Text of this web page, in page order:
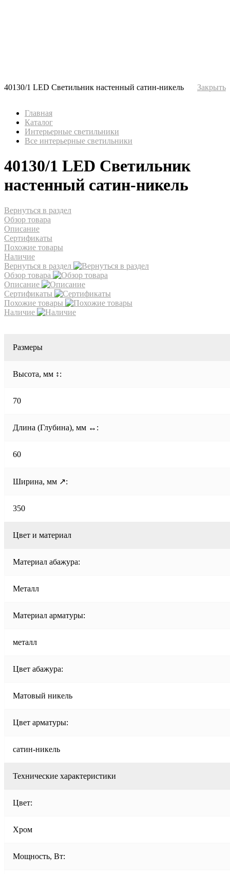
40130/1 LED Светильник настенный сатин-никель Закрыть
Главная
Каталог
Интерьерные светильники
Все интерьерные светильники
40130/1 LED Светильник
настенный сатин-никель
Вернуться в раздел
Обзор товара
Описание
Сертификаты
Похожие товары
Наличие
Вернуться в раздел
Обзор товара
Описание
Сертификаты
Похожие товары
Наличие
Размеры
Высота, мм ↕:
70
Длина (Глубина), мм ↔:
60
Ширина, мм ↗:
350
Цвет и материал
Материал абажура:
Металл
Материал арматуры:
металл
Цвет абажура:
Матовый никель
Цвет арматуры:
сатин-никель
Технические характеристики
Цвет:
Хром
Мощность, Вт: